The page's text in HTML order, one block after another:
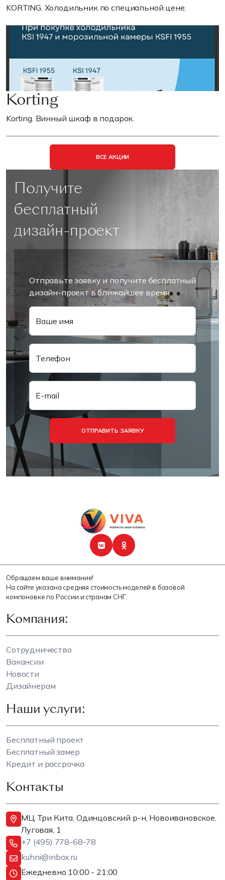
KORTING. Холодильник по специальной цене.
Korting
Korting. Винный шкаф в подарок.
ВСЕ АКЦИИ
Получите
бесплатный
дизайн-проект
Отправьте заявку и получите бесплатный
дизайн-проект в ближайшее время
Ваше имя
Телефон
E-mail
ОТПРАВИТЬ ЗАЯВКУ
Обращаем ваше внимание!
На сайте указана средняя стоимость моделей в базовой
компоновке по России и странам СНГ.
Компания:
Сотрудничество
Вакансии
Новости
Дизайнерам
Наши услуги:
Бесплатный проект
Бесплатный замер
Кредит и рассрочка
Контакты
МЦ Три Кита, Одинцовский р-н, Новоивановское,
Луговая, 1
+7 (495) 778-68-78
kuhni@inbox.ru
Ежедневно 10:00 - 21:00